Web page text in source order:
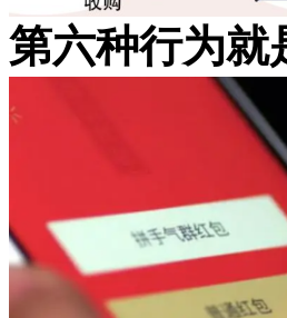
第六种行为就